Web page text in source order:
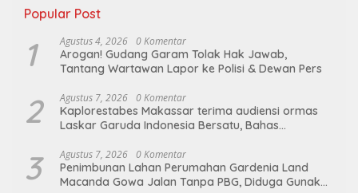
Popular Post
1 Agustus 4, 2026 0 Komentar
Arogan! Gudang Garam Tolak Hak Jawab,
Tantang Wartawan Lapor ke Polisi & Dewan Pers
2 Agustus 7, 2026 0 Komentar
Kaplorestabes Makassar terima audiensi ormas
Laskar Garuda Indonesia Bersatu, Bahas
3 Agustus 7, 2026 0 Komentar
Penimbunan Lahan Perumahan Gardenia Land
Macanda Gowa Jalan Tanpa PBG, Diduga Gunakan